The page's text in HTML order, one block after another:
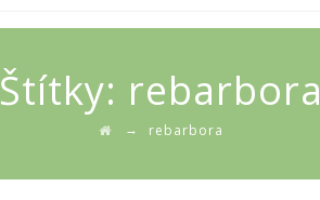
Štítky: rebarbora
→ rebarbora